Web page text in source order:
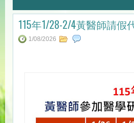
115年1/28-2/4黃醫師請假
1/08/2026